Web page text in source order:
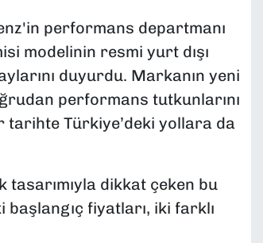
performans departmanı
modelinin resmi yurt dışı
duyurdu. Markanın yeni
performans tutkunlarını
tarihte Türkiye’deki yollara da
tasarımıyla dikkat çeken bu
fiyatları, iki farklı